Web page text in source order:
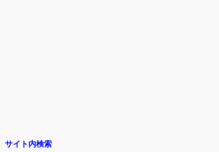
サイト内検索